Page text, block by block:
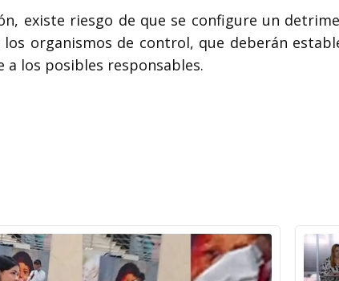
existe riesgo de que se configure un
organismos de control, que deberán
los posibles responsables.